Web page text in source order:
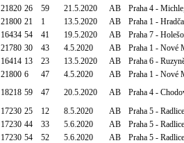
21820 26 59 21.5.2020 AB
Praha 4 -
21800 21 1 13.5.2020 AB
Praha 1 -
16434 54 41 19.5.2020 AB
Praha 7 -
21780 30 43 4.5.2020 AB
Praha 1 - Nové
16414 13 23 13.5.2020 AB
Praha 6 -
21800 6 47 4.5.2020 AB
Praha 1 - Nové
18218 59 47 20.5.2020 AB
Praha 4 -
17230 25 12 8.5.2020 AB
Praha 5 -
17230 44 33 5.6.2020 AB
Praha 5 -
17230 54 52 5.6.2020 AB
Praha 5 -